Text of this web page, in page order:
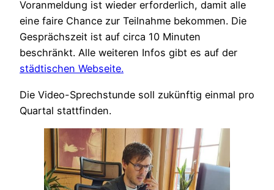
Voranmeldung ist wieder erforderlich, damit alle
eine faire Chance zur Teilnahme bekommen. Die
Gesprächszeit ist auf circa 10 Minuten
beschränkt. Alle weiteren Infos gibt es auf der
städtischen Webseite.
Die Video-Sprechstunde soll zukünftig einmal pro
Quartal stattfinden.